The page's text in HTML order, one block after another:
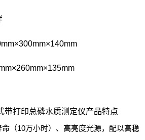
带打印总磷水质测定仪产品特点
（10万小时）、高亮度光源，配以高稳